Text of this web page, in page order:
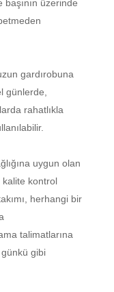
üzerinde
gardırobuna
günlerde,
rahatlıkla
uygun olan
kalite kontrol
herhangi bir
talimatlarına
günkü gibi